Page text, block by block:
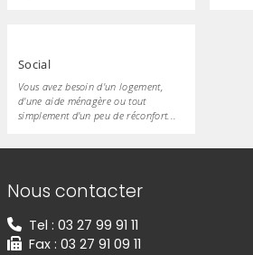
Social
Vous avez besoin d'un logement,
d'une aide ménagère ou tout
simplement d'un peu de réconfort...
Informations de contact
Nous contacter
Tel : 03 27 99 91 11
Fax : 03 27 91 09 11